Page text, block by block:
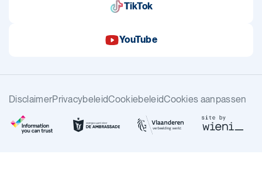
TikTok
YouTube
DisclaimerPrivacybeleidCookiebeleidCookies aanpassen